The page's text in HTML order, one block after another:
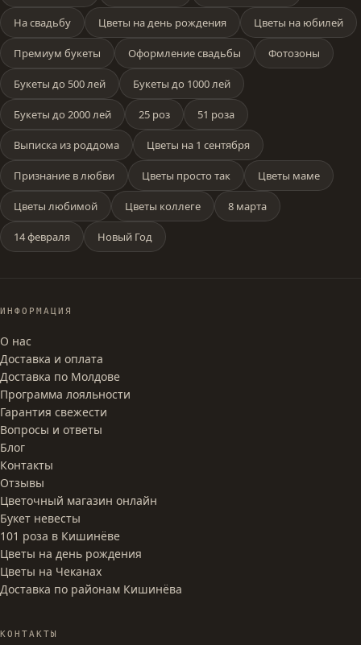
На свадьбу Цветы на день рождения Цветы на юбилей
Премиум букеты Оформление свадьбы Фотозоны
Букеты до 500 лей Букеты до 1000 лей
Букеты до 2000 лей 25 роз 51 роза
Выписка из роддома Цветы на 1 сентября
Признание в любви Цветы просто так Цветы маме
Цветы любимой Цветы коллеге 8 марта
14 февраля Новый Год
ИНФОРМАЦИЯ
О нас
Доставка и оплата
Доставка по Молдове
Программа лояльности
Гарантия свежести
Вопросы и ответы
Блог
Контакты
Отзывы
Цветочный магазин онлайн
Букет невесты
101 роза в Кишинёве
Цветы на день рождения
Цветы на Чеканах
Доставка по районам Кишинёва
КОНТАКТЫ